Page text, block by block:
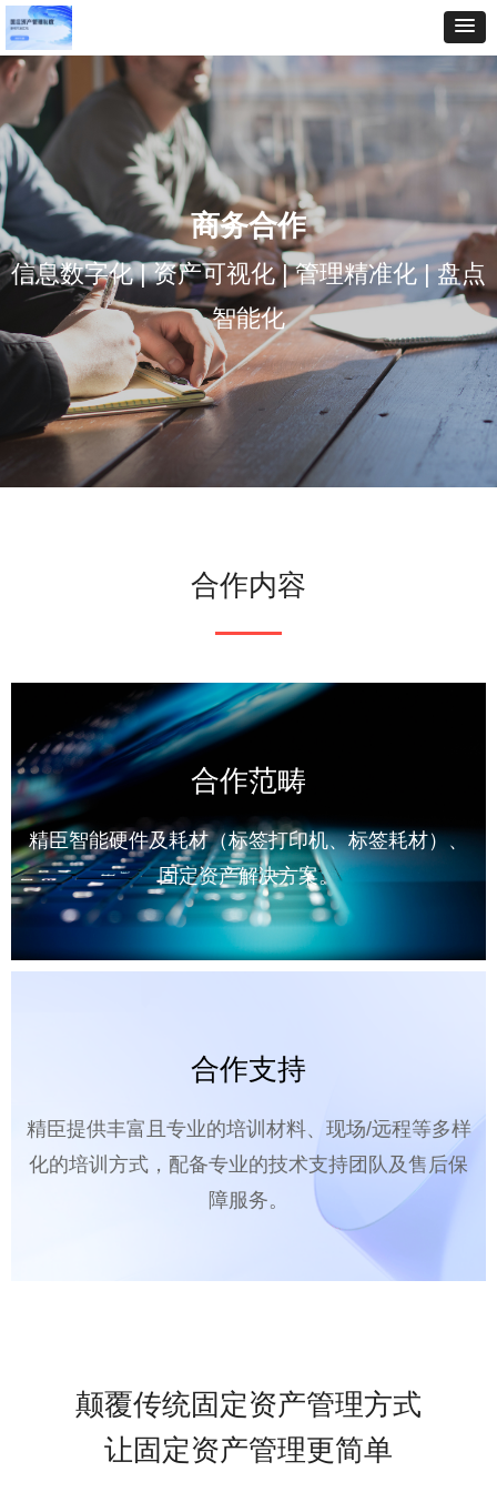
商务合作
信息数字化 | 资产可视化 | 管理精准化 | 盘点
智能化
合作内容
合作范畴
精臣智能硬件及耗材（标签打印机、标签耗材）、
固定资产解决方案。
合作支持
精臣提供丰富且专业的培训材料、现场/远程等多样
化的培训方式，配备专业的技术支持团队及售后保
障服务。
颠覆传统固定资产管理方式
让固定资产管理更简单